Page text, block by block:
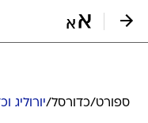
ספורט/כדורסל/יורוליג